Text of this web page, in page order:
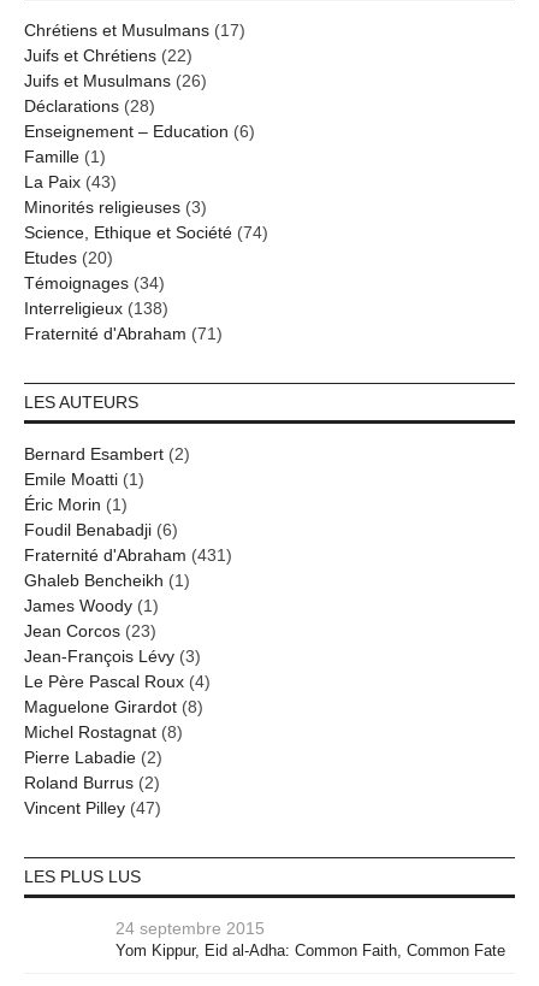
Chrétiens et Musulmans (17)
Juifs et Chrétiens (22)
Juifs et Musulmans (26)
Déclarations (28)
Enseignement – Education (6)
Famille (1)
La Paix (43)
Minorités religieuses (3)
Science, Ethique et Société (74)
Etudes (20)
Témoignages (34)
Interreligieux (138)
Fraternité d'Abraham (71)
LES AUTEURS
Bernard Esambert (2)
Emile Moatti (1)
Éric Morin (1)
Foudil Benabadji (6)
Fraternité d'Abraham (431)
Ghaleb Bencheikh (1)
James Woody (1)
Jean Corcos (23)
Jean-François Lévy (3)
Le Père Pascal Roux (4)
Maguelone Girardot (8)
Michel Rostagnat (8)
Pierre Labadie (2)
Roland Burrus (2)
Vincent Pilley (47)
LES PLUS LUS
24 septembre 2015
Yom Kippur, Eid al-Adha: Common Faith, Common Fate